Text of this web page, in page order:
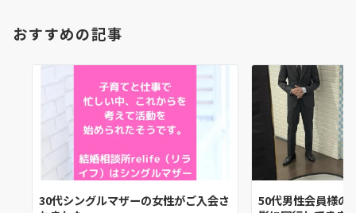
おすすめの記事
30代シングルマザーの女性がご入会さ
50代男性会員様の